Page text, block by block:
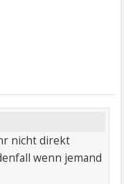
nicht direkt
wenn jemand